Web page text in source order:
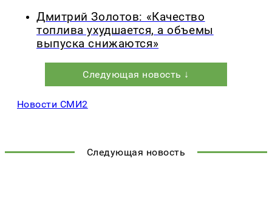
Дмитрий Золотов: «Качество
топлива ухудшается, а объемы
выпуска снижаются»
Следующая новость ↓
Новости СМИ2
Следующая новость